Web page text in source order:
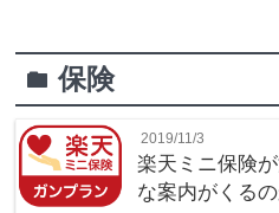
folder保険
2019/11/3
楽天ミニ保険
な案内がくるの